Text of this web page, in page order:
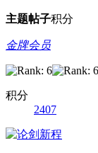
主题帖子积分
金牌会员
积分
2407